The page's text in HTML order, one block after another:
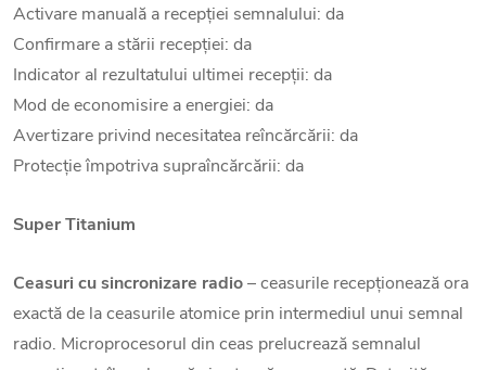
Activare manuală a recepției semnalului: da
Confirmare a stării recepției: da
Indicator al rezultatului ultimei recepții: da
Mod de economisire a energiei: da
Avertizare privind necesitatea reîncărcării: da
Protecție împotriva supraîncărcării: da
Super Titanium
Ceasuri cu sincronizare radio– ceasurile recepționează ora
exactă de la ceasurile atomice prin intermediul unui semnal
radio. Microprocesorul din ceas prelucrează semnalul